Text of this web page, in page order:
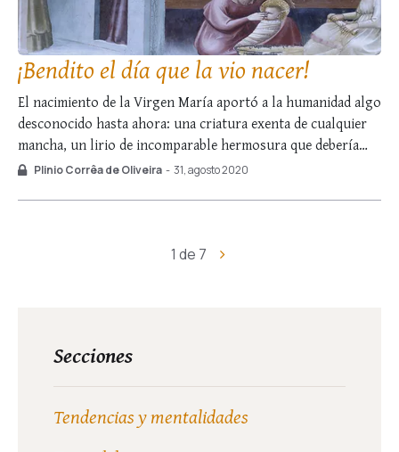
¡Bendito el día que la vio nacer!
El nacimiento de la Virgen María aportó a la humanidad algo
desconocido hasta ahora: una criatura exenta de cualquier
mancha, un lirio de incomparable hermosura que debería
alegrar a los coros angélicos y a la tierra entera. En medio
Plinio Corrêa de Oliveira - 31, agosto 2020
1 de 7
Secciones
Tendencias y mentalidades